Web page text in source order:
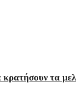
κρατήσουν τα